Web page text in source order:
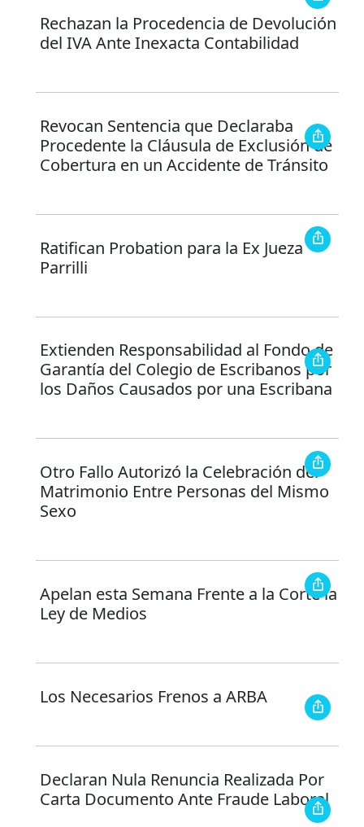
Rechazan la Procedencia de Devolución
del IVA Ante Inexacta Contabilidad
Revocan Sentencia que Declaraba
Procedente la Cláusula de Exclusión de
Cobertura en un Accidente de Tránsito
Ratifican Probation para la Ex Jueza
Parrilli
Extienden Responsabilidad al Fondo de
Garantía del Colegio de Escribanos por
los Daños Causados por una Escribana
Otro Fallo Autorizó la Celebración del
Matrimonio Entre Personas del Mismo
Sexo
Apelan esta Semana Frente a la Corte la
Ley de Medios
Los Necesarios Frenos a ARBA
Declaran Nula Renuncia Realizada Por
Carta Documento Ante Fraude Laboral